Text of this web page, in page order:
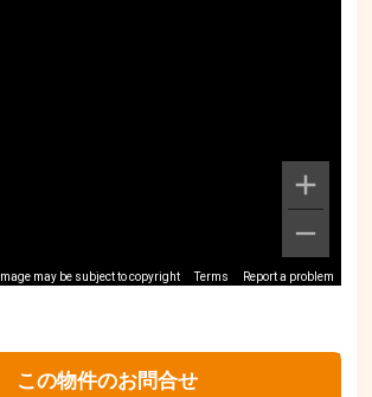
Image may be subject to copyright Terms Report a problem
この物件のお問合せ